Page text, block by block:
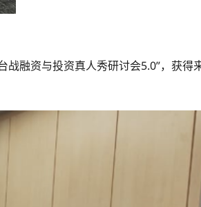
融资与投资真人秀研讨会5.0”，获得